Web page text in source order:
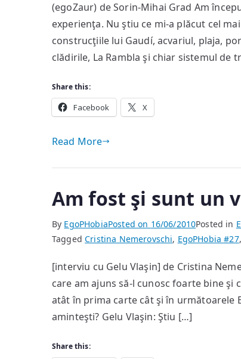
(egoZaur) de Sorin-Mihai Grad Am
experienţa. Nu ştiu ce mi-a plăcut cel
construcţiile lui Gaudí, acvariul, plaja,
clădirile, La Rambla şi chiar sistemul
Share this:
Facebook X
Read More
Am fost şi sunt un
By EgoPHobiaPosted on 16/06/2010Posted in
TaggedCristina Nemerovschi, EgoPHobia #27
[interviu cu Gelu Vlaşin] de Cristina
care am ajuns să-l cunosc foarte bine
atât în prima carte cât şi în următoarele
aminteşti? Gelu Vlaşin: Ştiu […]
Share this: